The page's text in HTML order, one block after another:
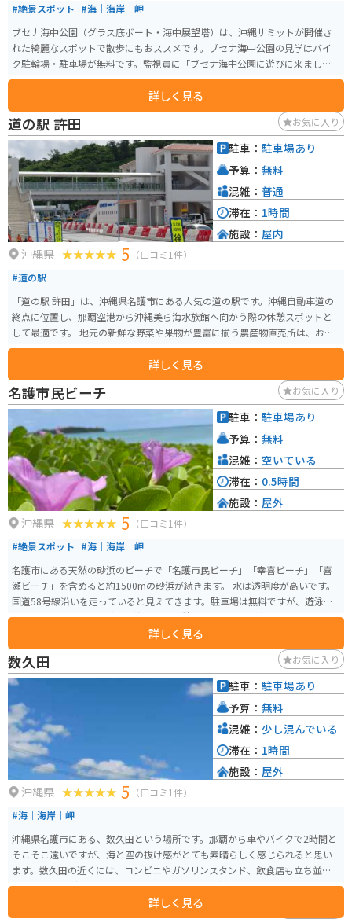
#絶景スポット #海｜海岸｜岬
ブセナ海中公園（グラス底ボート・海中展望塔）は、沖縄サミットが開催さ
れた綺麗なスポットで散歩にもおススメです。ブセナ海中公園の見学はバイ
ク駐輪場・駐車場が無料です。監視員に「ブセナ海中公園に遊びに来まし
た」と伝えれば誘導してくれます。 園内では無料のシャトルバス（20分間隔
で運行）が利用でき、海中展望塔へは徒歩またはシャトルバスを利用します。
展望塔の窓（24面）からは360度パノラマの海中を見ることができます。
詳しく見る
道の駅 許田 お気に入り
沖縄県 5 （口コミ1件）
#道の駅
「道の駅 許田」は、沖縄県名護市にある人気の道の駅です。沖縄自動車道の
終点に位置し、那覇空港から沖縄美ら海水族館へ向かう際の休憩スポットと
して最適です。 地元の新鮮な野菜や果物が豊富に揃う農産物直売所は、お土
産探しにもおすすめです。特に、シークヮーサーやマンゴーなどの南国フル
ーツは人気があります。また、沖縄そばやタコライスなどのご当地グルメが
味わえる飲食店もあります。 バイクで訪れる場合、道の駅には広い駐車場が
完備されているので安心です。ツーリングの休憩場所としてはもちろん、沖
縄本島北部を巡る際の拠点としても便利です。 周辺には、パイナップルパー
クやナゴパイナップルワイナリーなど、観光スポットも点在しています。少し
足を延ばせば、古宇利島や美ら海水族館にもアクセスできます。
詳しく見る
駐車： 駐車場あり
予算： 無料
混雑： 普通
滞在： 1時間
施設： 屋内
名護市民ビーチ お気に入り
沖縄県 5 （口コミ1件）
#絶景スポット #海｜海岸｜岬
名護市にある天然の砂浜のビーチで「名護市民ビーチ」「幸喜ビーチ」「喜
瀬ビーチ」を含めると約1500mの砂浜が続きます。 水は透明度が高いです。
国道58号線沿いを走っていると見えてきます。駐車場は無料ですが、遊泳設
備などはありません。綺麗な海を見て休憩をしてから北へ南へ行くことがで
詳しく見る
駐車： 駐車場あり
予算： 無料
混雑： 空いている
滞在： 0.5時間
施設： 屋外
数久田 お気に入り
沖縄県 5 （口コミ1件）
#海｜海岸｜岬
沖縄県名護市にある、数久田という場所です。那覇から車やバイクで2時間と
そこそこ遠いですが、海と空の抜け感がとても素晴らしく感じられると思い
ます。数久田の近くには、コンビニやガソリンスタンド、飲食店も立ち並ぶ
のでツーリングやドライブには最適です。日頃の雑踏を忘れて、景色を眺めて
過ごすとリフレッシュにもなります。詳しく見る
駐車： 駐車場あり
予算： 無料
混雑： 少し混んでいる
滞在： 1時間
施設： 屋外